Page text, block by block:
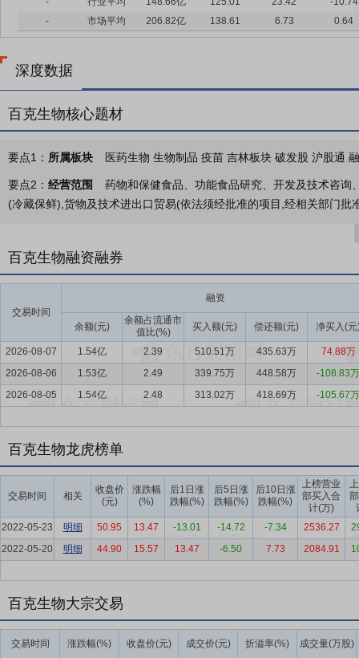
-
市场平均 206.82亿 138.61 6.73 0.64
深度数据
百克生物核心题材
要点1： 所属板块 医药生物 生物制品 疫苗 吉林板块 破发股 沪股通
要点2： 经营范围
药物和保健食品、功能食品研究、开发及技术咨
(冷藏保鲜),货物及技术进出口贸易(依法须经批准的项目,经相关部门批
状疱疹疫苗、液体鼻喷流感疫苗等已获批的疫苗产品。其中水痘疫苗
提升了产品使用的便利性和依从性。
疫苗行业
在“健康中国”战略推进下，我国疫苗市场逐步形成
通过政府采购模式实现高覆盖率，然而，受新生儿数量下降与接种率
持续提升。面对人口结构变化、传统疫苗价格承压及市场竞争加剧等
技术创新与产品升级为引领的高质量发展阶段。
传染性疾病流行趋势，坚持以国家战略、市场需求为导向，坚信创新
培养技术平台”“制剂及佐剂技术平台”“基因工程技术平台”“细菌性疫
中试车间，在疫苗领域具备较强的研发和产业化能力。
多元化在研产品管线
依托五个核心技术平台，公司目前已
批上市。此外，公司还形成了多层次的研发管线和多元化的项目储备
克隆抗体。
公司生产技术人员具有多年疫苗行业生产、管理相关经验，通过引入
损耗的生产。公司始终将产品质量放在首要位置，建立起了覆盖产品
控制；同时，开展全员、全面、有效的质量管理，对人员进行了明确
百克生物融资融券
交易时间
融资
余额(元)
余额占流通市
值比(%)
买入额(元) 偿还额(元) 净买入(元
2026-08-07 1.54亿 2.39 510.51万 435.63万
74.88万
2026-08-06
1.53亿 2.49 339.75万 448.58万
-108.83万
2026-08-05
1.54亿 2.48 313.02万 418.69万 -105.67万
百克生物龙虎榜单
交易时间 相关
收盘价
(元)
涨跌幅
(%)
后1日涨
跌幅(%)
后5日涨
跌幅(%)
后10日涨
跌幅(%)
上榜营业
部买入合
计(万)
2022-05-23
明细 50.95 13.47 -13.01 -14.72 -7.34 2536.27
2022-05-20
明细 44.90 15.57 13.47 -6.50 7.73 2084.91
百克生物大宗交易
交易时间 涨跌幅(%) 收盘价(元) 成交价(元) 折溢率(%) 成交量(万股)